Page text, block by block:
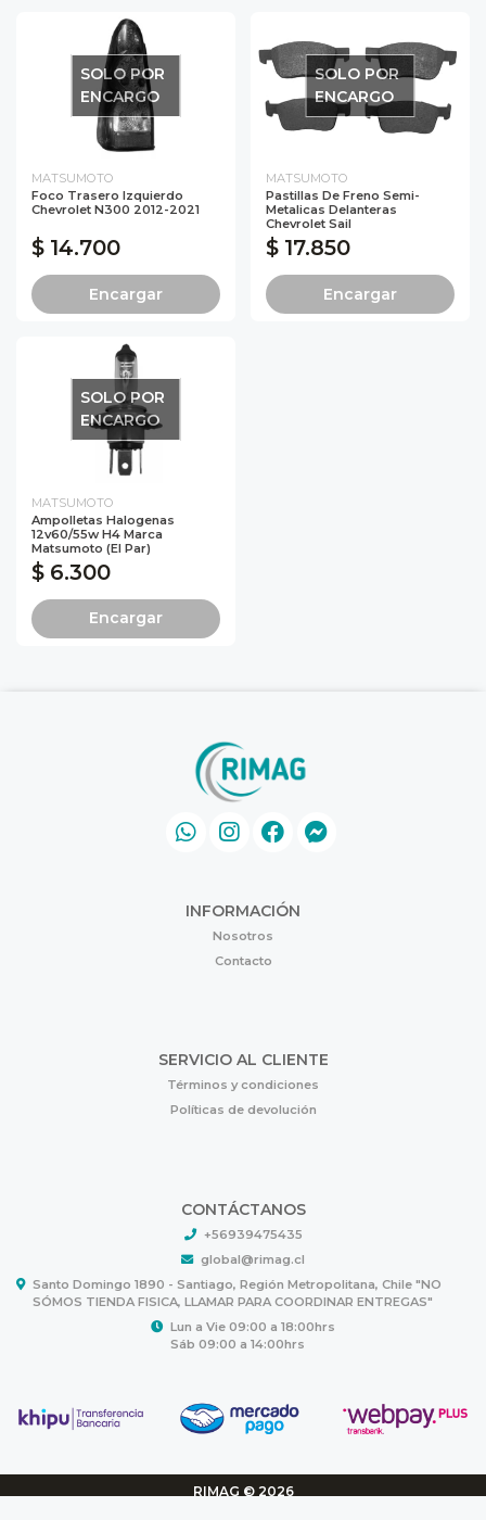
SOLO POR
ENCARGO
MATSUMOTO
Foco Trasero Izquierdo
Chevrolet N300 2012-2021
$ 14.700
Encargar
SOLO POR
ENCARGO
MATSUMOTO
Pastillas De Freno Semi-
Metalicas Delanteras
Chevrolet Sail
$ 17.850
Encargar
SOLO POR
ENCARGO
MATSUMOTO
Ampolletas Halogenas
12v60/55w H4 Marca
Matsumoto (el Par)
$ 6.300
Encargar
INFORMACIÓN
Nosotros
Contacto
SERVICIO AL CLIENTE
Términos y condiciones
Políticas de devolución
CONTÁCTANOS
+56939475435
global@rimag.cl
Santo Domingo 1890 - Santiago, Región Metropolitana, Chile "NO
SÓMOS TIENDA FISICA, LLAMAR PARA COORDINAR ENTREGAS"
Lun a Vie 09:00 a 18:00hrs
Sáb 09:00 a 14:00hrs
RIMAG © 2026